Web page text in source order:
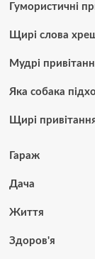
Гумористичні
Щирі слова
Мудрі
Яка собака
Щирі
Гараж
Дача
Життя
Здоров'я